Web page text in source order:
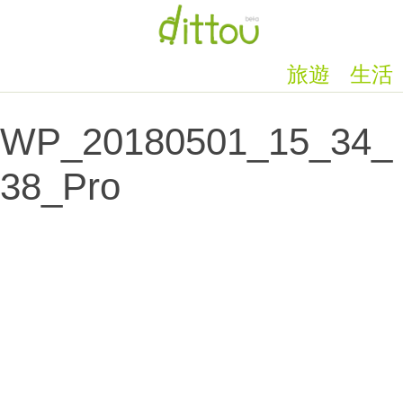
生活
旅遊
WP_20180501_15_34_
38_Pro